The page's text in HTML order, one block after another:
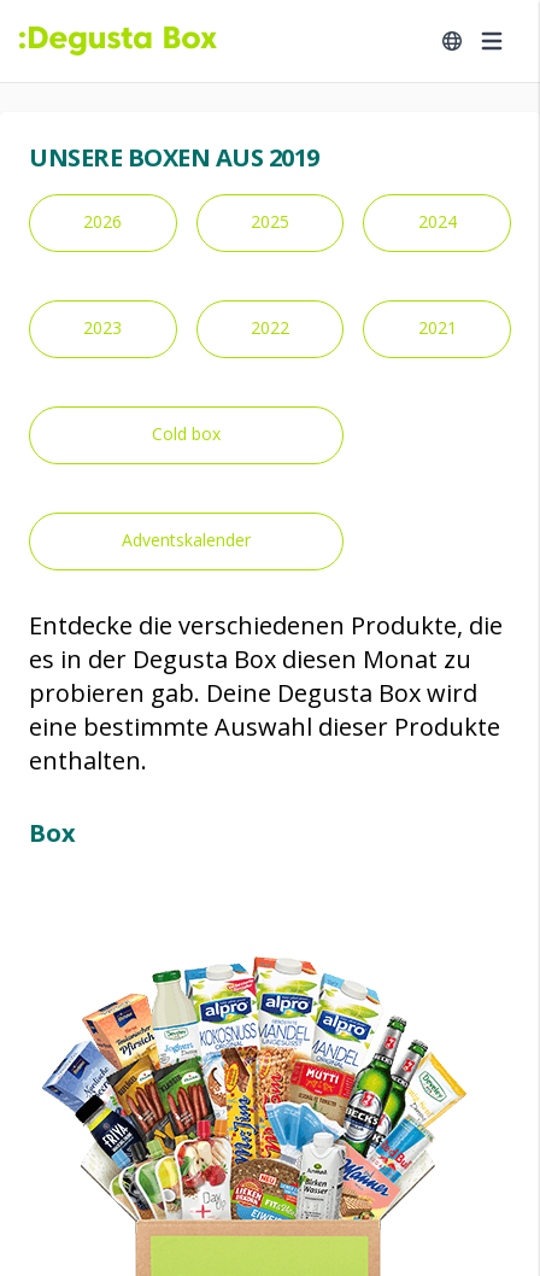
UNSERE BOXEN AUS 2019
2026 2025 2024
2023 2022 2021
Cold box
Adventskalender
Entdecke die verschiedenen Produkte, die
es in der Degusta Box diesen Monat zu
probieren gab. Deine Degusta Box wird
eine bestimmte Auswahl dieser Produkte
enthalten.
Box